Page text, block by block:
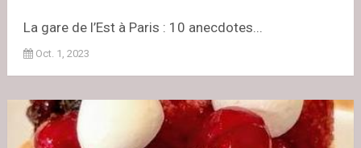
La gare de l’Est à Paris : 10 anecdotes...
Oct. 1, 2023